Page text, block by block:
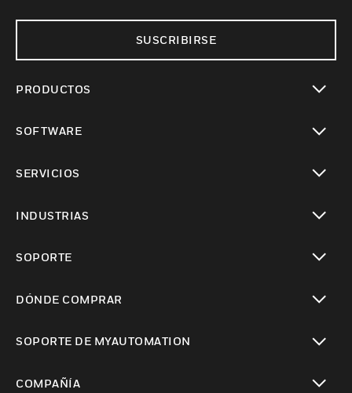
SUSCRIBIRSE
PRODUCTOS
SOFTWARE
SERVICIOS
INDUSTRIAS
SOPORTE
DÓNDE COMPRAR
SOPORTE DE MYAUTOMATION
COMPAÑÍA